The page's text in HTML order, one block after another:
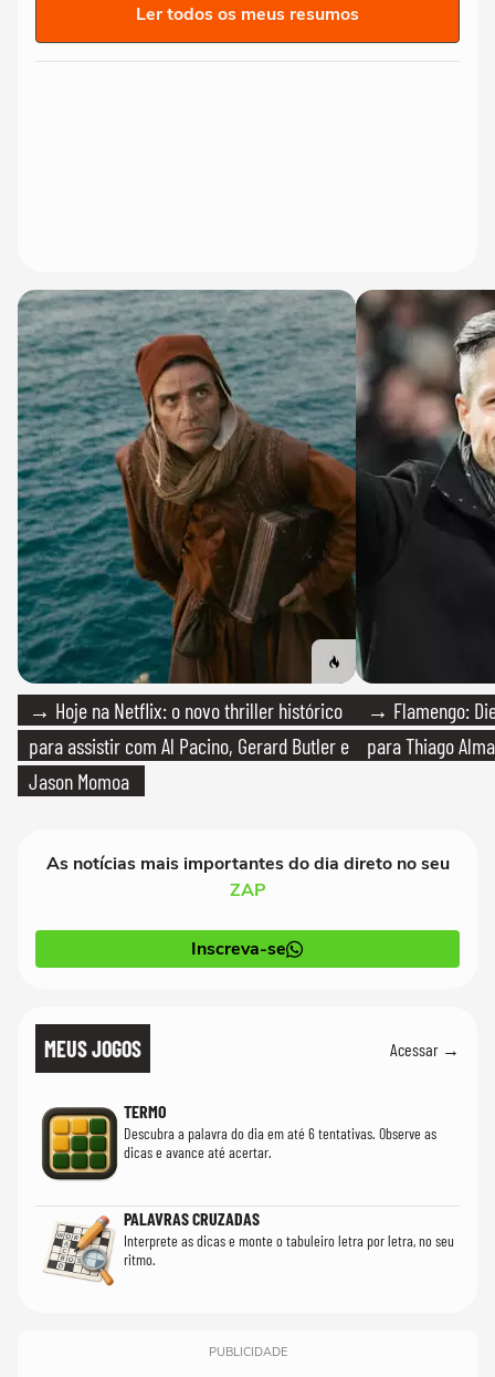
Ler todos os meus resumos
→ Hoje na Netflix: o novo thriller histórico
para assistir com Al Pacino, Gerard Butler e
Jason Momoa
→ Flamengo:
para Thiago
As notícias mais importantes do dia direto no seu
ZAP
Inscreva-se
MEUS JOGOS Acessar →
TERMO
Descubra a palavra do dia em até 6 tentativas. Observe as
dicas e avance até acertar.
PALAVRAS CRUZADAS
Interprete as dicas e monte o tabuleiro letra por letra, no seu
ritmo.
PUBLICIDADE